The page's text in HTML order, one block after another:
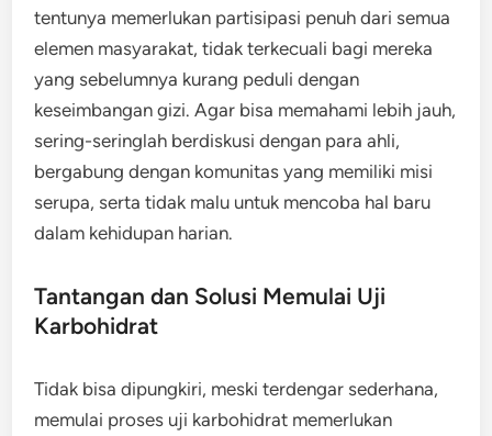
tentunya memerlukan partisipasi penuh dari semua
elemen masyarakat, tidak terkecuali bagi mereka
yang sebelumnya kurang peduli dengan
keseimbangan gizi. Agar bisa memahami lebih jauh,
sering-seringlah berdiskusi dengan para ahli,
bergabung dengan komunitas yang memiliki misi
serupa, serta tidak malu untuk mencoba hal baru
dalam kehidupan harian.
Tantangan dan Solusi Memulai Uji
Karbohidrat
Tidak bisa dipungkiri, meski terdengar sederhana,
memulai proses uji karbohidrat memerlukan